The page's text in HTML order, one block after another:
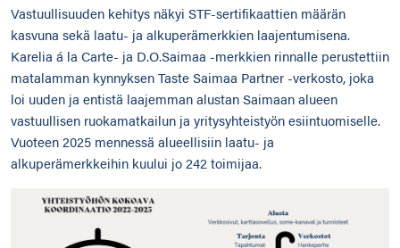
Vastuullisuuden kehitys näkyi STF-sertifikaattien määrän
kasvuna sekä laatu- ja alkuperämerkkien laajentumisena.
Karelia á la Carte- ja D.O.Saimaa -merkkien rinnalle perustettiin
matalamman kynnyksen Taste Saimaa Partner -verkosto, joka
loi uuden ja entistä laajemman alustan Saimaan alueen
vastuullisen ruokamatkailun ja yritysyhteistyön esiintuomiselle.
Vuoteen 2025 mennessä alueellisiin laatu- ja
alkuperämerkkeihin kuului jo 242 toimijaa.